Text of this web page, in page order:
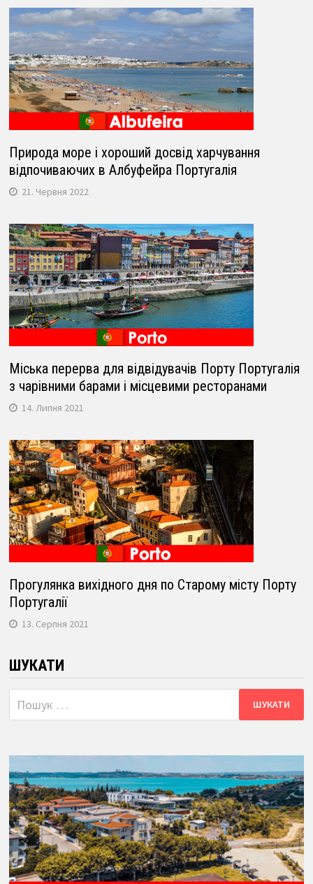
Природа море і хороший досвід харчування
відпочиваючих в Албуфейра Португалія
21. Червня 2022
Міська перерва для відвідувачів Порту Португалія
з чарівними барами і місцевими ресторанами
14. Липня 2021
Прогулянка вихідного дня по Старому місту Порту
Португалії
13. Серпня 2021
ШУКАТИ
Пошук: